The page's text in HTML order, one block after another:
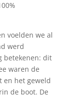
voelden we al
werd
betekenen: dit
waren de
en het geweld
de boot. De